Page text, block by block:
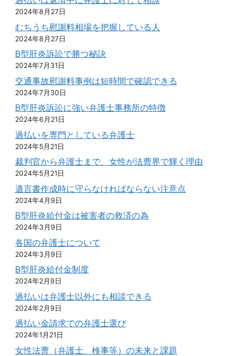
2024年8月27日
むちうち慰謝料相場を把握している人
2024年8月27日
B型肝炎訴訟で勝つ秘訣
2024年7月31日
交通事故慰謝料事例は短時間で確認できる
2024年7月30日
B型肝炎訴訟に強い弁護士事務所の特徴
2024年6月21日
過払いを専門としている弁護士
2024年5月21日
裁判官から弁護士まで、女性が法曹界で輝く理由
2024年5月21日
遺言書作成時に守らなければならない注意点
2024年4月9日
B型肝炎給付金は被害者の救済の為
2024年3月9日
各国の弁護士について
2024年3月9日
B型肝炎給付金制度
2024年2月9日
過払いは弁護士以外にも相談できる
2024年2月9日
過払い金請求での弁護士選び
2024年1月21日
女性法曹（弁護士、検事等）の未来と課題